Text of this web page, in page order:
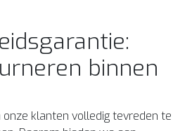
binnen
klanten volledig tevreden te